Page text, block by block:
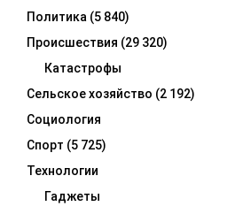
Политика (5 840)
Происшествия (29 320)
Катастрофы
Сельское хозяйство (2 192)
Социология
Спорт (5 725)
Технологии
Гаджеты